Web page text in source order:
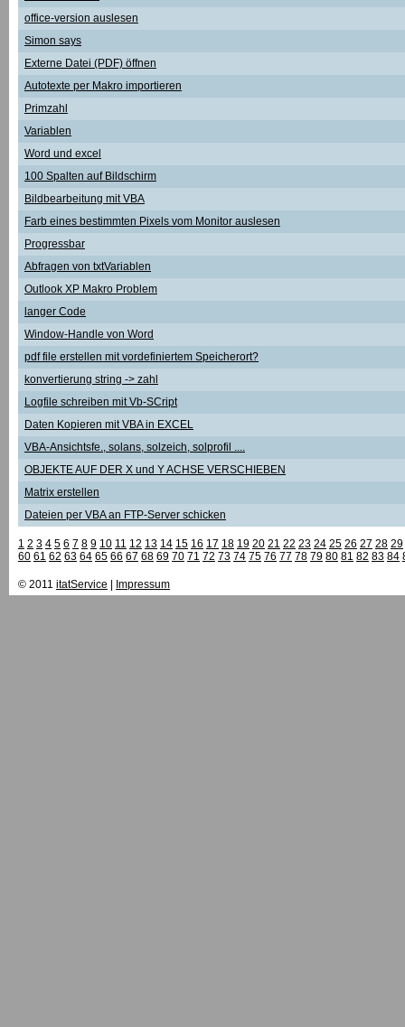
office-version auslesen
Simon says
Externe Datei (PDF) öffnen
Autotexte per Makro importieren
Primzahl
Variablen
Word und excel
100 Spalten auf Bildschirm
Bildbearbeitung mit VBA
Farb eines bestimmten Pixels vom Monitor auslesen
Progressbar
Abfragen von txtVariablen
Outlook XP Makro Problem
langer Code
Window-Handle von Word
pdf file erstellen mit vordefiniertem Speicherort?
konvertierung string -> zahl
Logfile schreiben mit Vb-SCript
Daten Kopieren mit VBA in EXCEL
VBA-Ansichtsfe., solans, solzeich, solprofil ....
OBJEKTE AUF DER X und Y ACHSE VERSCHIEBEN
Matrix erstellen
Dateien per VBA an FTP-Server schicken
1 2 3 4 5 6 7 8 9 10 11 12 13 14 15 16 17 18 19 20 21 22 23 24 25 26 27 28 29
60 61 62 63 64 65 66 67 68 69 70 71 72 73 74 75 76 77 78 79 80 81 82 83 84
© 2011 itatService Impressum